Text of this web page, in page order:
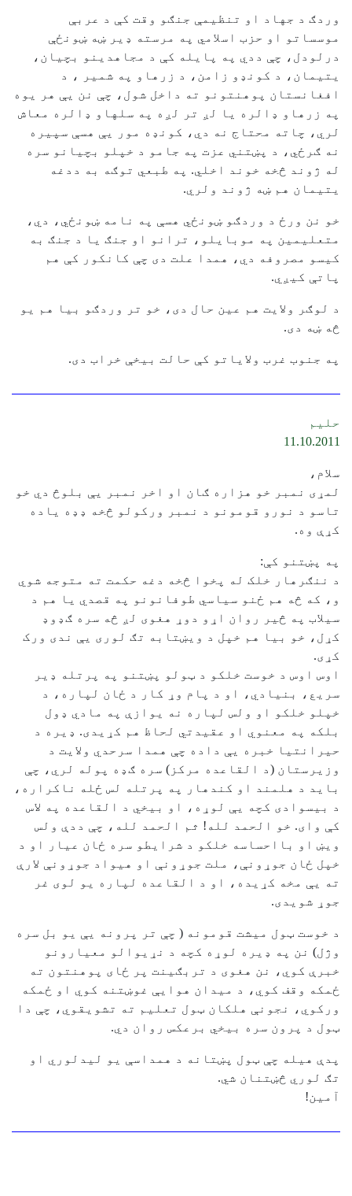
وردګ د جهاد او تنظیمې جنګو وقت کې د عربې
موسساتو او حزب اسلامي په مرسته ډیر ښه ښونځې
درلودل، چې ددي په پایله کې د مجاهدینو بچیان،
یتیمان، د کونډو زامن، د زرهاو په شمیر ، د
افغانستان پوهنتونو ته داخل شول، چې نن یې هر یوه
په زرهاو ډالره یا لږ تر لږه په سلهاو ډالره معاش
لري، چاته محتاج نه دي، کونډه مور یې هسې سپیره
نه ګرځي، د پښتني عزت په جامو د خپلو بچیانو سره
له ژوند څخه خوند اخلي. په طبعي توګه به ددغه
یتیمان هم ښه ژوند ولري.
خو نن ورځ د وردګو ښونځي هسې په نامه ښونځي، دي،
متعلیمین په موبایلو، ترانو او جنګ یا د جنګ به
کیسو مصروفه دي، همدا علت دی چې کانکور کې هم
پاتې کیږي.
د لوګر ولایت هم عین حال دی، خو تر وردګو بیا هم یو
څه ښه دی.
په جنوب غرب ولایاتو کې حالت بیخې خراب دی.
حلیم
11.10.2011
سلام،
لمړی نمبر خو هزاره ګان او اخر نمبر یې بلوڅ دي خو
تاسو د نورو قومونو د نمبر ورکولو څخه ډډه یاده
کړې وه.
په پښتنو کې:
د ننګرهار خلک له پخوا څخه دغه حکمت ته متوجه شوي
و، که څه هم ځنو سیاسي طوفانونو په قصدي یا هم د
سیلاب په څیر روان اړو دوړ هغوی لږ څه سره ګډوډ
کړل، خو بیا هم خپل د ویښتابه تګ لوری یې ندی ورک
کړی.
اوس اوس د خوست خلکو د ټولو پښتنو په پرتله ډیر
سریع، بنیادي، او د پام وړ کار د ځان لپاره، د
خپلو خلکو او ولس لپاره نه یوازې په مادي ډول
بلکه په معنوي او عقیدتي لحاظ هم کړیدی. ډیره د
حیرانتیا خبره یې داده چې همدا سرحدي ولایت د
وزیرستان (د القاعده مرکز) سره ګډه پوله لري، چې
باید د هلمند او کندهار په پرتله لس ځله ناکراره،
د بیسوادی کچه یې لوړه، او بیخي د القاعده په لاس
کې وای. خو الحمد لله! ثم الحمد لله، چې ددې ولس
ویښ او بااحساسه خلکو د شرایطو سره ځان عیار او د
خپل ځان جوړونې، ملت جوړونې او هیواد جوړونې لارې
ته یې مخه کړیده، او د القاعده لپاره یو لوی غر
جوړ شویدی.
د خوست ټول میشت قومونه ( چې تر پرونه یې یو بل سره
وژل) نن په ډیره لوړه کچه د نړیوالو معیارونو
خبرې کوي، نن هغوی د تربګینت پر ځای پوهنتون ته
ځمکه وقف کوي، د میدان هوایې غوښتنه کوي او ځمکه
ورکوي، نجونې هلکان ټول تعلیم ته تشویقوي، چې دا
ټول د پرون سره بیخي برعکس روان دي.
پدې هیله چې ټول پښتانه د همداسې یو لیدلوري او
تګ لوري څښتنان شي.
آمین!